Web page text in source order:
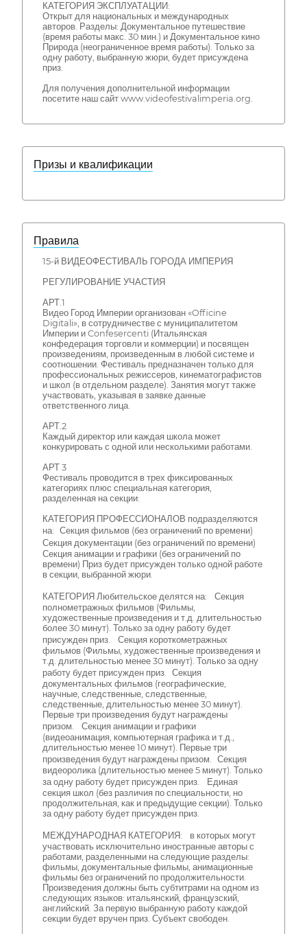
КАТЕГОРИЯ ЭКСПЛУАТАЦИИ:
Открыт для национальных и международных
авторов. Разделы: Документальное путешествие
(время работы макс. 30 мин.) и Документальное кино
Природа (неограниченное время работы). Только за
одну работу, выбранную жюри, будет присуждена
приз.
Для получения дополнительной информации
посетите наш сайт www.videofestivalimperia.org.
Призы и квалификации
Правила
15-й ВИДЕОФЕСТИВАЛЬ ГОРОДА ИМПЕРИЯ
РЕГУЛИРОВАНИЕ УЧАСТИЯ
АРТ.1
Видео Город Империи организован «Officine
Digitali», в сотрудничестве с муниципалитетом
Империи и Confesercenti (Итальянская
конфедерация торговли и коммерции) и посвящен
произведениям, произведенным в любой системе и
соотношении. Фестиваль предназначен только для
профессиональных режиссеров, кинематографистов
и школ (в отдельном разделе). Занятия могут также
участвовать, указывая в заявке данные
ответственного лица.
АРТ.2
Каждый директор или каждая школа может
конкурировать с одной или несколькими работами.
АРТ 3
Фестиваль проводится в трех фиксированных
категориях плюс специальная категория,
разделенная на секции:
КАТЕГОРИЯ ПРОФЕССИОНАЛОВ подразделяются
на: Секция фильмов (без ограничений по времени)
Секция документации (без ограничений по времени)
Секция анимации и графики (без ограничений по
времени) Приз будет присужден только одной работе
в секции, выбранной жюри.
КАТЕГОРИЯ Любительское делятся на: Секция
полнометражных фильмов (Фильмы,
художественные произведения и т.д. длительностью
более 30 минут). Только за одну работу будет
присужден приз. Секция короткометражных
фильмов (Фильмы, художественные произведения и
т.д. длительностью менее 30 минут). Только за одну
работу будет присужден приз. Секция
документальных фильмов (географические,
научные, следственные, следственные,
следственные, длительностью менее 30 минут).
Первые три произведения будут награждены
призом. Секция анимации и графики
(видеоанимация, компьютерная графика и т.д.,
длительностью менее 10 минут). Первые три
произведения будут награждены призом. Секция
видеоролика (длительностью менее 5 минут). Только
за одну работу будет присужден приз. Единая
секция школ (без различия по специальности, но
продолжительная, как и предыдущие секции). Только
за одну работу будет присужден приз.
МЕЖДУНАРОДНАЯ КАТЕГОРИЯ: в которых могут
участвовать исключительно иностранные авторы с
работами, разделенными на следующие разделы:
фильмы, документальные фильмы, анимационные
фильмы без ограничений по продолжительности.
Произведения должны быть субтитрами на одном из
следующих языков: итальянский, французский,
английский. За первую выбранную работу каждой
секции будет вручен приз. Субъект свободен.